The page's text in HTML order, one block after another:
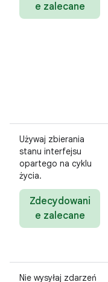
e zalecane
Używaj zbierania
stanu interfejsu
opartego na cyklu
życia.
Zdecydowani
e zalecane
Nie wysyłaj zdarzeń